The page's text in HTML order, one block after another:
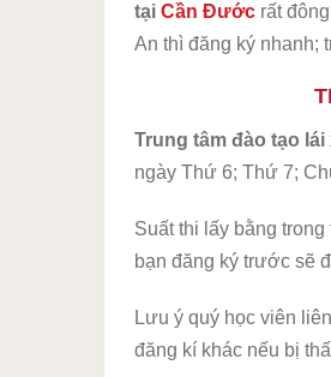
tại Cần Đước rất
An thì đăng ký nhanh;
Trung tâm đào tạo
ngày Thứ 6; Thứ 7;
Suất thi lấy bằng
bạn đăng ký trước sẽ
Lưu ý quý học viên
đăng kí khác nếu bị